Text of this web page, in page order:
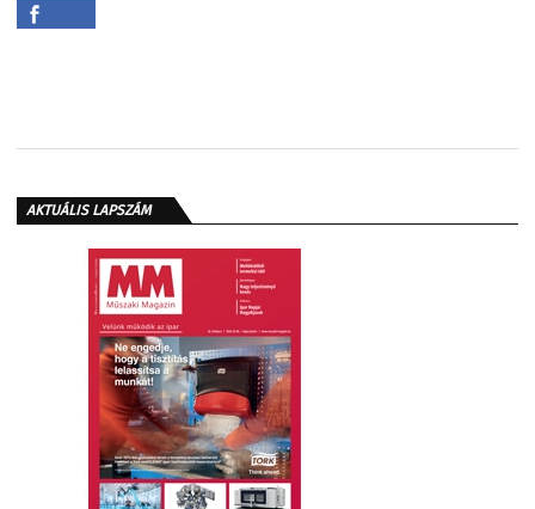
AKTUÁLIS LAPSZÁM